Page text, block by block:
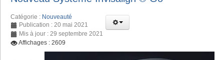
Catégorie : Nouveauté
Publication : 20 mai 2021
Mis à jour : 29 septembre 2021
Affichages : 2609